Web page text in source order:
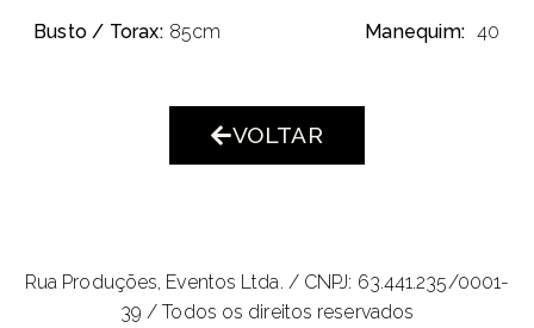
Busto / Torax: 85cm Manequim: 40
VOLTAR
Rua Produções, Eventos Ltda. / CNPJ: 63.441.235/0001-
39 / Todos os direitos reservados